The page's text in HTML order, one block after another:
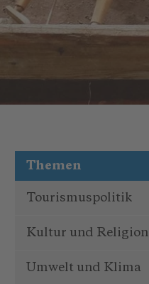
Themen
Tourismuspolitik
Kultur und Religion
Umwelt und Klima